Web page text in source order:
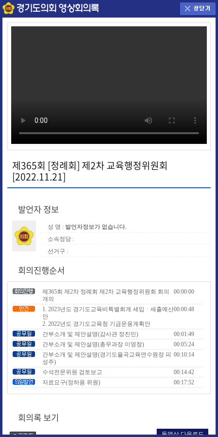
제365회 [정례회] 제2차 교육행정위원회
[2022.11.21]
발언자 정보
성 명 : 발언자정보가 없습니다.
소속정당 :
선거구 :
회의진행순서
제365회 제2차 정례회 제2차 교육행정위원회 회의
개의
00:00:00
1. 2023년도 경기도교육비특별회계 세입ㆍ세출예산
안
2. 2022년도 경기도교육청 기금운용계획안
00:00:48
간부소개 및 제안설명(감사관 정진민)
00:01:49
간부소개 및 제안설명(총무과장 이영창)
00:05:24
간부소개 및 제안설명(경기도율곡교육연수원장 피
성주)
00:10:14
수석전문위원 검토보고
00:14:42
자료요구(정하용 위원)
00:17:52
자료요구(안광률 위원)
00:18:33
자료요구(이은주(구리2) 위원)
질의답변(김일중 위원)
질의답변(정하용 위원)
00:27:54
회의록 보기
동영상 다운로드